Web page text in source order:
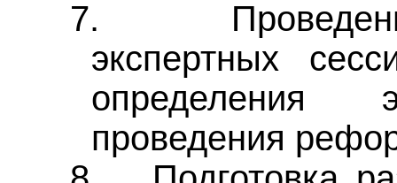
7.
экспертных
определения
проведения